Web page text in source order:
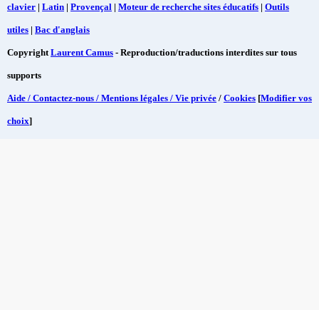
clavier | Latin | Provençal | Moteur de recherche sites éducatifs | Outils
utiles | Bac d'anglais
CopyrightLaurent Camus - Reproduction/traductions interdites sur tous
supports
Aide / Contactez-nous / Mentions légales / Vie privée / Cookies [Modifier vos
choix]